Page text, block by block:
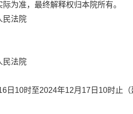
为准，最终解释权归本院所有。
民法院
民法院
日 10时至2024年12月 17 日 10时止